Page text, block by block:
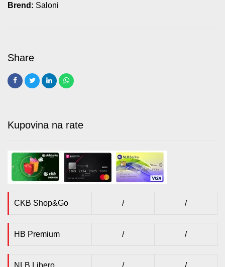
Brend: Saloni
Kupovina na rate
CKB Shop&Go / /
HB Premium / /
NLB Libero / /